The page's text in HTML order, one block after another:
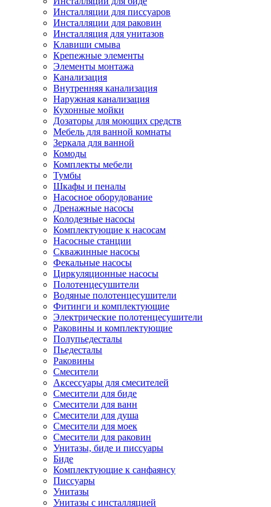
Инсталляции для писсуаров
Инсталляции для раковин
Инсталляция для унитазов
Клавиши смыва
Крепежные элементы
Элементы монтажа
Канализация
Внутренняя канализация
Наружная канализация
Кухонные мойки
Дозаторы для моющих средств
Мебель для ванной комнаты
Зеркала для ванной
Комоды
Комплекты мебели
Тумбы
Шкафы и пеналы
Насосное оборудование
Дренажные насосы
Колодезные насосы
Комплектующие к насосам
Насосные станции
Скважинные насосы
Фекальные насосы
Циркуляционные насосы
Полотенцесушители
Водяные полотенцесушители
Фитинги и комплектующие
Электрические полотенцесушители
Раковины и комплектующие
Полупьедесталы
Пьедесталы
Раковины
Смесители
Аксессуары для смесителей
Смесители для биде
Смесители для ванн
Смесители для душа
Смесители для моек
Смесители для раковин
Унитазы, биде и писсуары
Биде
Комплектующие к санфаянсу
Писсуары
Унитазы
Унитазы с инсталляцией